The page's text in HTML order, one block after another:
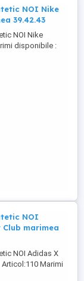
NOI Nike
39.42.43
NOI Nike
disponibile :
39 UK 6 US 6,5 )
-42 ( EUR 42 UK
26,5 cm -43
Interiorul masoara
&
NOI
marimea
NOI Adidas X
Marimi
8 ,US 8 1 2